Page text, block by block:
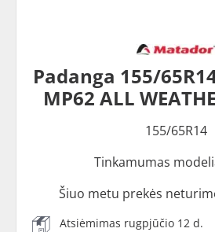
Padanga 155/
MP62 ALL
155/65R14
Tinkamumas
Šiuo metu prekės
Atsiėmimas rugpjūčio 12 d.